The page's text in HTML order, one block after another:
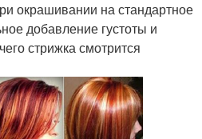
окрашивании на стандартное
добавление густоты и
стрижка смотрится